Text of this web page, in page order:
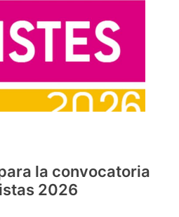
la convocatoria
2026